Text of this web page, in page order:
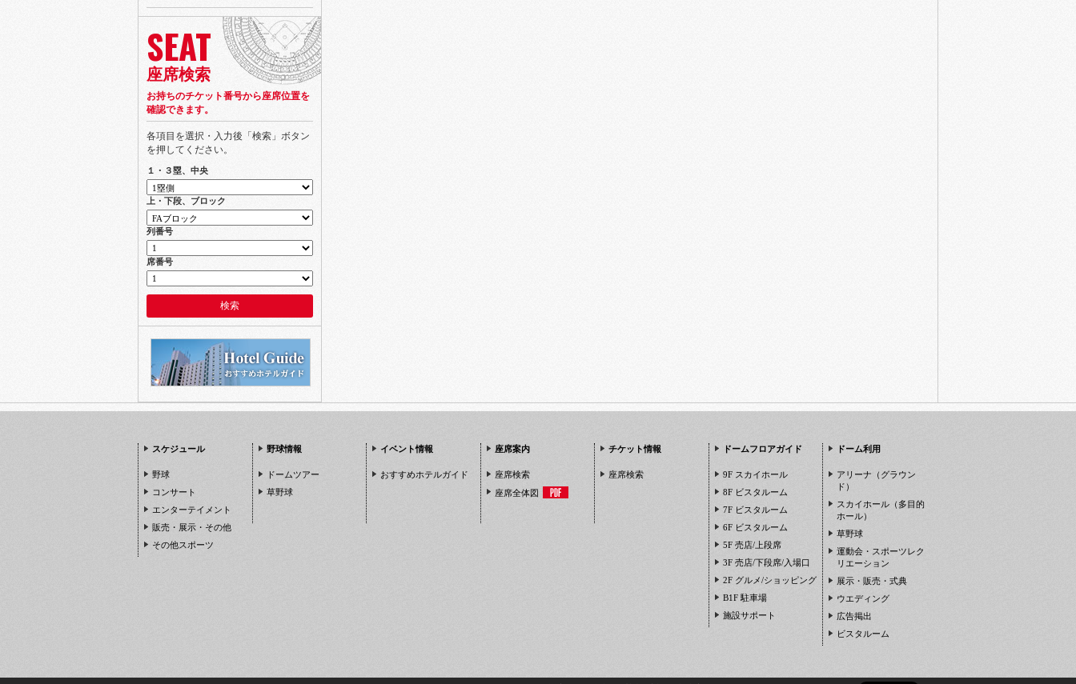
SEAT
座席検索
お持ちのチケット番号から座席位置を
確認できます。
各項目を選択・入力後「検索」ボタン
を押してください。
１・３塁、中央
上・下段、ブロック
列番号
席番号
スケジュール
野球
コンサート
エンターテイメント
販売・展示・その他
その他スポーツ
野球情報
ドームツアー
草野球
イベント情報
おすすめホテルガイド
座席案内
座席検索
座席全体図
チケット情報
座席検索
ドームフロアガイド
9F スカイホール
8F ビスタルーム
7F ビスタルーム
6F ビスタルーム
5F 売店/上段席
3F 売店/下段席/入場口
2F グルメ/ショッピング
B1F 駐車場
施設サポート
ドーム利用
アリーナ（グラウン
ド）
スカイホール（多目的
ホール）
草野球
運動会・スポーツレク
リエーション
展示・販売・式典
ウエディング
広告掲出
ビスタルーム